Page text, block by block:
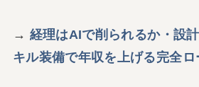
→ 経理はAIで削られるか・設
キル装備で年収を上げる完全